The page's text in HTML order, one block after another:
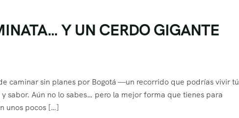
Y UN CERDO GIGANTE
caminar sin planes por Bogotá —un recorrido que podrías vivir tú
sabor. Aún no lo sabes… pero la mejor forma que tienes para
unos pocos […]